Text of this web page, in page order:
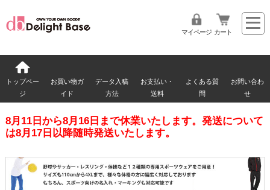
マイページ カート
トップペー
ジ
お買い物ガ
イド
データ入稿
方法
お支払い・
送料
よくある質
問
お問い合わ
せ
8月11日から8月16日まで休業いたします。発送について
は8月17日以降随時発送いたします。